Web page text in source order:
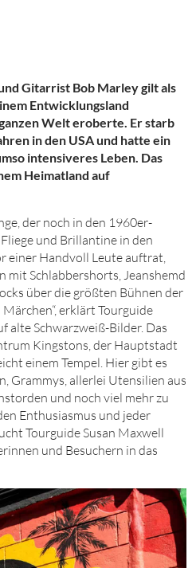
Gitarrist Bob Marley gilt als
Entwicklungsland
Welt eroberte. Er starb
in den USA und hatte ein
intensiveres Leben. Das
Heimatland auf
der noch in den 1960er-
und Brillantine in den
einer Handvoll Leute auftrat,
mit Schlabbershorts, Jeanshemd
über die größten Bühnen der
erklärt Tourguide
alte Schwarzweiß-Bilder. Das
Kingstons, der Hauptstadt
einem Tempel. Hier gibt es
Grammys, allerlei Utensilien aus
und noch viel mehr zu
Enthusiasmus und jeder
Tourguide Susan Maxwell
und Besuchern in das